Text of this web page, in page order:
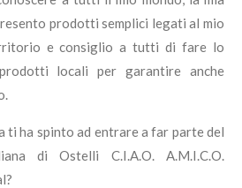
prodotti semplici legati al mio
e consiglio a tutti di fare lo
locali per garantire anche
ti ha spinto ad entrare a far parte del
di Ostelli C.I.A.O. A.M.I.C.O.